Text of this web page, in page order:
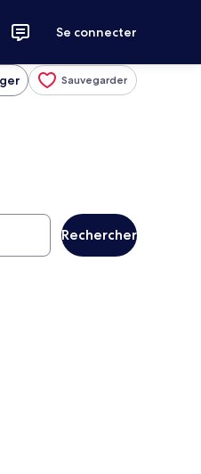
Se connecter
Sauvegarder
Rechercher